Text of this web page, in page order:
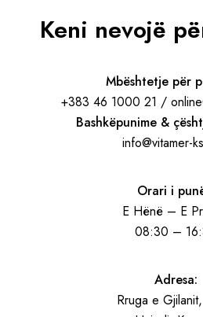
Keni nevojë
Mbështetje për
+383 46 1000 21 /
Bashkëpunime &
info@vitamer-
Orari i
E Hënë – E
08:30 –
Adresa:
Rruga e